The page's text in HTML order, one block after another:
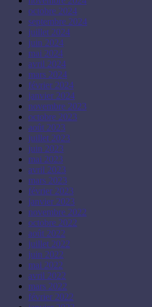
octobre 2024
septembre 2024
juillet 2024
juin 2024
mai 2024
avril 2024
mars 2024
février 2024
janvier 2024
novembre 2023
octobre 2023
août 2023
juillet 2023
juin 2023
mai 2023
avril 2023
mars 2023
février 2023
janvier 2023
novembre 2022
octobre 2022
août 2022
juillet 2022
juin 2022
mai 2022
avril 2022
mars 2022
février 2022